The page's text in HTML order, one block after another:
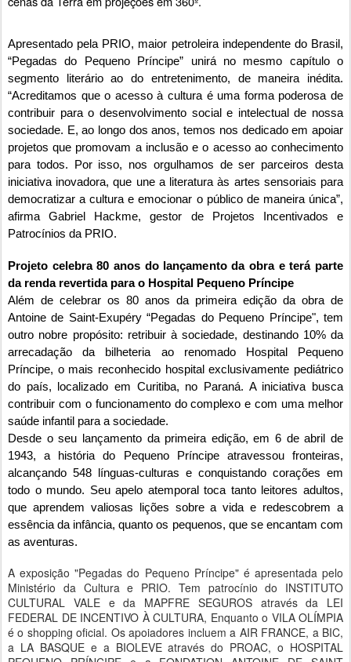
Apresentado pela PRIO, maior petroleira independente do Brasil,
“Pegadas do Pequeno Príncipe” unirá no mesmo capítulo o
segmento literário ao do entretenimento, de maneira inédita.
“Acreditamos que o acesso à cultura é uma forma poderosa de
contribuir para o desenvolvimento social e intelectual de nossa
sociedade. E, ao longo dos anos, temos nos dedicado em apoiar
projetos que promovam a inclusão e o acesso ao conhecimento
para todos. Por isso, nos orgulhamos de ser parceiros desta
iniciativa inovadora, que une a literatura às artes sensoriais para
democratizar a cultura e emocionar o público de maneira única”,
afirma Gabriel Hackme, gestor de Projetos Incentivados e
Patrocínios da PRIO.
Projeto celebra 80 anos do lançamento da obra e terá parte
da renda revertida para o Hospital Pequeno Príncipe
Além de celebrar os 80 anos da primeira edição da obra de
Antoine de Saint-Exupéry “Pegadas do Pequeno Príncipe", tem
outro nobre propósito: retribuir à sociedade, destinando 10% da
arrecadação da bilheteria ao renomado Hospital Pequeno
Príncipe, o mais reconhecido hospital exclusivamente pediátrico
do país, localizado em Curitiba, no Paraná. A iniciativa busca
contribuir com o funcionamento do complexo e com uma melhor
saúde infantil para a sociedade.
Desde o seu lançamento da primeira edição, em 6 de abril de
1943, a história do Pequeno Príncipe atravessou fronteiras,
alcançando 548 línguas-culturas e conquistando corações em
todo o mundo. Seu apelo atemporal toca tanto leitores adultos,
que aprendem valiosas lições sobre a vida e redescobrem a
essência da infância, quanto os pequenos, que se encantam com
as aventuras.
A exposição "Pegadas do Pequeno Príncipe" é apresentada pelo
Ministério da Cultura e PRIO. Tem patrocínio do INSTITUTO
CULTURAL VALE e da MAPFRE SEGUROS através da LEI
FEDERAL DE INCENTIVO À CULTURA, Enquanto o VILA OLÍMPIA
é o shopping oficial. Os apoiadores incluem a AIR FRANCE, a BIC,
a LA BASQUE e a BIOLEVE através do PROAC, o HOSPITAL